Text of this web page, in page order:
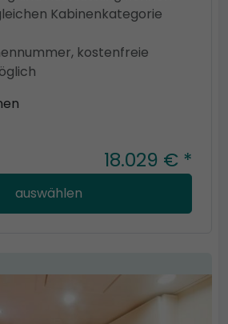
Kabinenkategorie
kostenfreie
18.029 € *
auswählen